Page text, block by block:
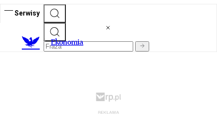
Serwisy
Ekonomia